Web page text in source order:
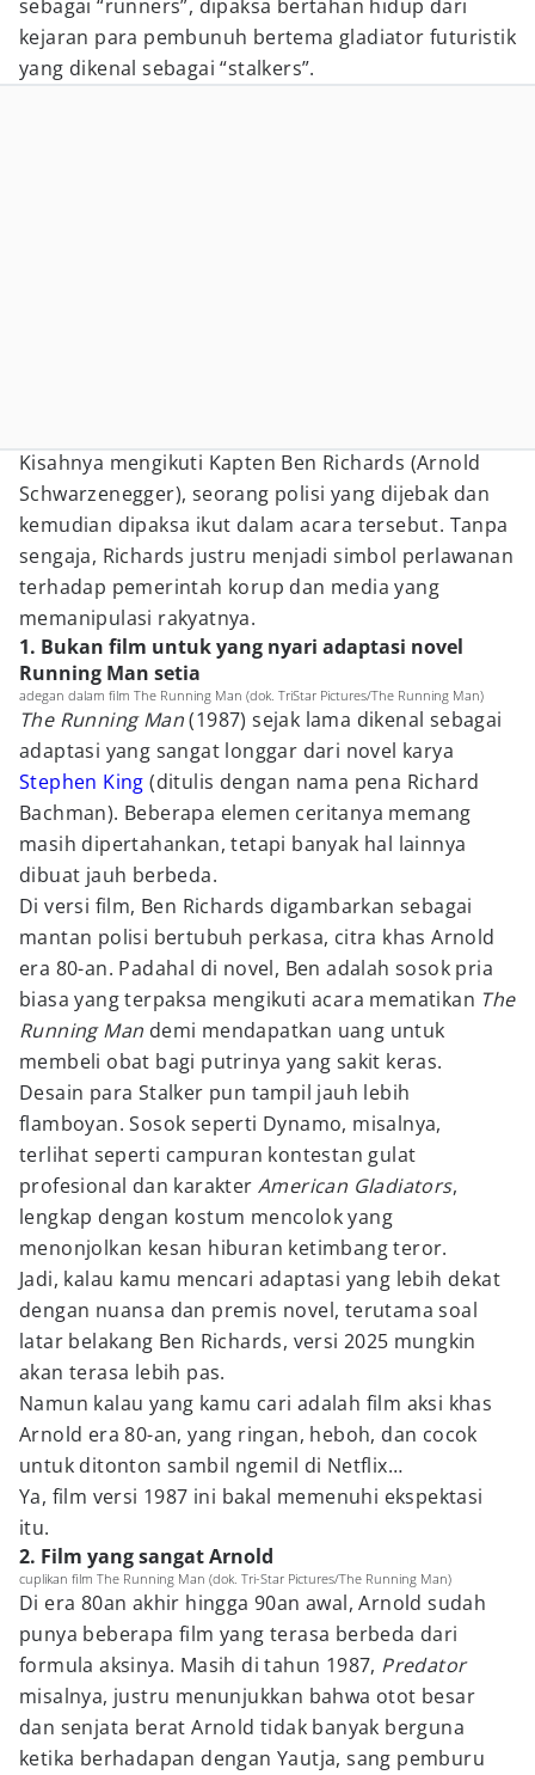
sebagai “runners”, dipaksa bertahan hidup dari
kejaran para pembunuh bertema gladiator futuristik
yang dikenal sebagai “stalkers”.
Kisahnya mengikuti Kapten Ben Richards (Arnold
Schwarzenegger), seorang polisi yang dijebak dan
kemudian dipaksa ikut dalam acara tersebut. Tanpa
sengaja, Richards justru menjadi simbol perlawanan
terhadap pemerintah korup dan media yang
memanipulasi rakyatnya.
1. Bukan film untuk yang nyari adaptasi novel
Running Man setia
adegan dalam film The Running Man (dok. TriStar Pictures/The Running Man)
The Running Man(1987) sejak lama dikenal sebagai
adaptasi yang sangat longgar dari novel karya
Stephen King (ditulis dengan nama pena Richard
Bachman). Beberapa elemen ceritanya memang
masih dipertahankan, tetapi banyak hal lainnya
dibuat jauh berbeda.
Di versi film, Ben Richards digambarkan sebagai
mantan polisi bertubuh perkasa, citra khas Arnold
era 80-an. Padahal di novel, Ben adalah sosok pria
biasa yang terpaksa mengikuti acara mematikan The
Running Man demi mendapatkan uang untuk
membeli obat bagi putrinya yang sakit keras.
Desain para Stalker pun tampil jauh lebih
flamboyan. Sosok seperti Dynamo, misalnya,
terlihat seperti campuran kontestan gulat
profesional dan karakter American Gladiators,
lengkap dengan kostum mencolok yang
menonjolkan kesan hiburan ketimbang teror.
Jadi, kalau kamu mencari adaptasi yang lebih dekat
dengan nuansa dan premis novel, terutama soal
latar belakang Ben Richards, versi 2025 mungkin
akan terasa lebih pas.
Namun kalau yang kamu cari adalah film aksi khas
Arnold era 80-an, yang ringan, heboh, dan cocok
untuk ditonton sambil ngemil di Netflix…
Ya, film versi 1987 ini bakal memenuhi ekspektasi
itu.
2. Film yang sangat Arnold
cuplikan film The Running Man (dok. Tri-Star Pictures/The Running Man)
Di era 80an akhir hingga 90an awal, Arnold sudah
punya beberapa film yang terasa berbeda dari
formula aksinya. Masih di tahun 1987, Predator
misalnya, justru menunjukkan bahwa otot besar
dan senjata berat Arnold tidak banyak berguna
ketika berhadapan dengan Yautja, sang pemburu